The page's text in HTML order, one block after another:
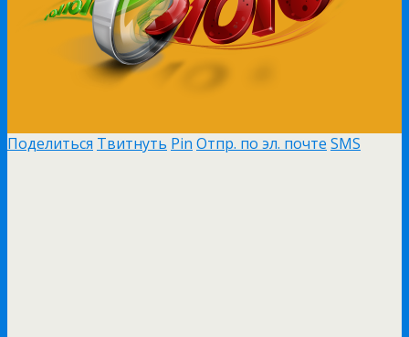
Поделиться Твитнуть Pin Отпр. по эл. почте SMS